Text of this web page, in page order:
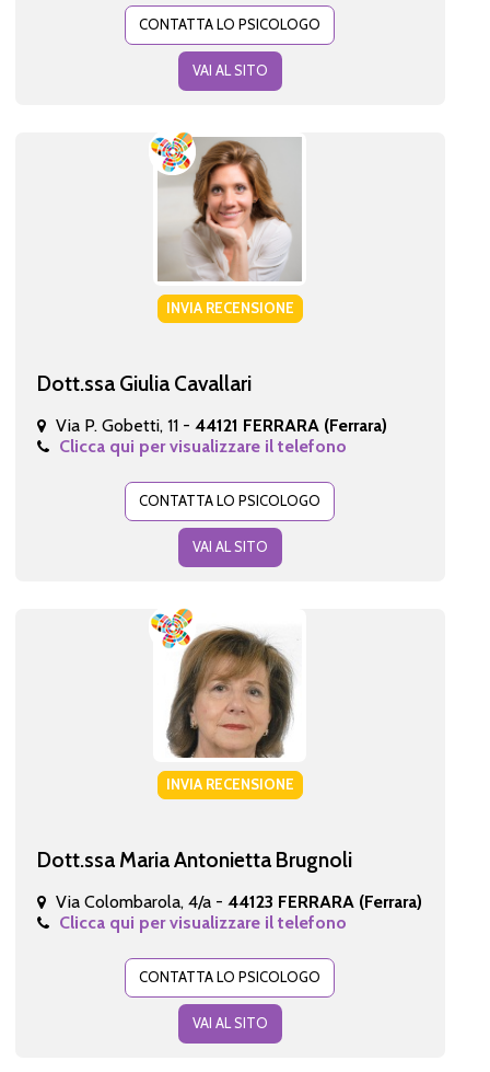
CONTATTA LO PSICOLOGO
VAI AL SITO
INVIA RECENSIONE
Dott.ssa Giulia Cavallari
Via P. Gobetti, 11 - 44121 FERRARA (Ferrara)
Clicca qui per visualizzare il telefono
CONTATTA LO PSICOLOGO
VAI AL SITO
INVIA RECENSIONE
Dott.ssa Maria Antonietta Brugnoli
Via Colombarola, 4/a - 44123 FERRARA (Ferrara)
Clicca qui per visualizzare il telefono
CONTATTA LO PSICOLOGO
VAI AL SITO